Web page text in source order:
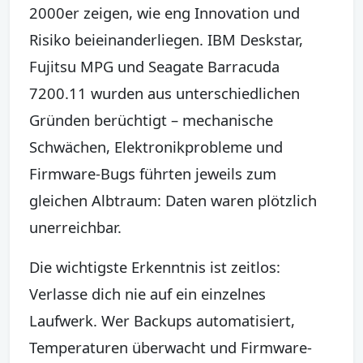
2000er zeigen, wie eng Innovation und
Risiko beieinanderliegen. IBM Deskstar,
Fujitsu MPG und Seagate Barracuda
7200.11 wurden aus unterschiedlichen
Gründen berüchtigt – mechanische
Schwächen, Elektronikprobleme und
Firmware-Bugs führten jeweils zum
gleichen Albtraum: Daten waren plötzlich
unerreichbar.
Die wichtigste Erkenntnis ist zeitlos:
Verlasse dich nie auf ein einzelnes
Laufwerk. Wer Backups automatisiert,
Temperaturen überwacht und Firmware-